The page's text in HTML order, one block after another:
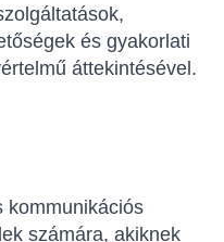
és gyakorlati
áttekintésével.
kommunikációs
számára, akiknek